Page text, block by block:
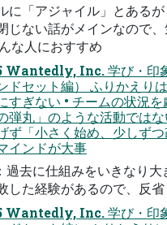
に「アジャイル」とある
じない話がメインなので
な人におすすめ
Wantedly, Inc. 学び・印
ドセット編） ふりかえり
すぎない • チームの状況
弾丸」のような活動では
ず「小さく始め、少しずつ
インドが大事
過去に仕組みをいきなり大
した経験があるので、反省
Wantedly, Inc. 学び・印